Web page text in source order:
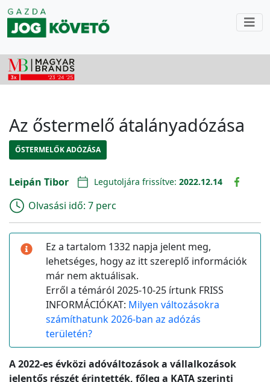
Az őstermelő átalányadózása
ŐSTERMELŐK ADÓZÁSA
Leipán Tibor Legutoljára frissítve: 2022.12.14
Olvasási idő: 7 perc
Ez a tartalom 1332 napja jelent meg,
lehetséges, hogy az itt szereplő információk
már nem aktuálisak.
Erről a témáról 2025-10-25 írtunk FRISS
INFORMÁCIÓKAT: Milyen változásokra
számíthatunk 2026-ban az adózás
területén?
A 2022-es évközi adóváltozások a vállalkozások
jelentős részét érintették, főleg a KATA szerinti